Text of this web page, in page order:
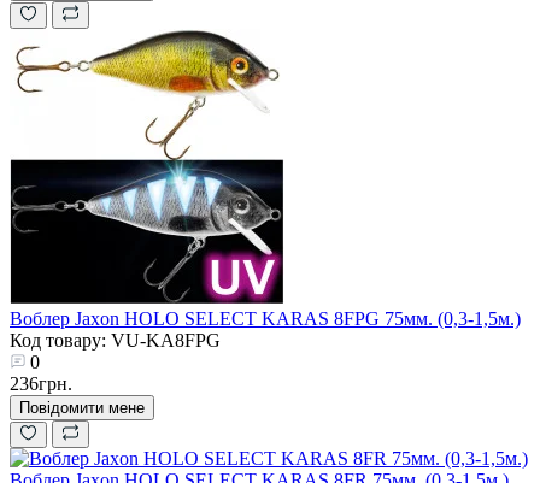
Воблер Jaxon HOLO SELECT KARAS 8FPG 75мм. (0,3-1,5м.)
Код товару: VU-KA8FPG
0
236грн.
Повідомити мене